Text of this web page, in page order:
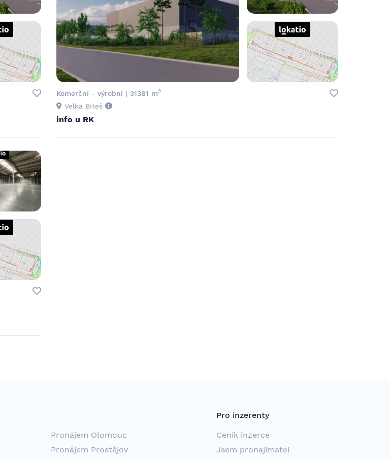
Komerční - výrobní | 31381 m2
Velká Bíteš
info u RK
Pronájem Olomouc
Pronájem Prostějov
Pro inzerenty
Ceník inzerce
Jsem pronajímatel